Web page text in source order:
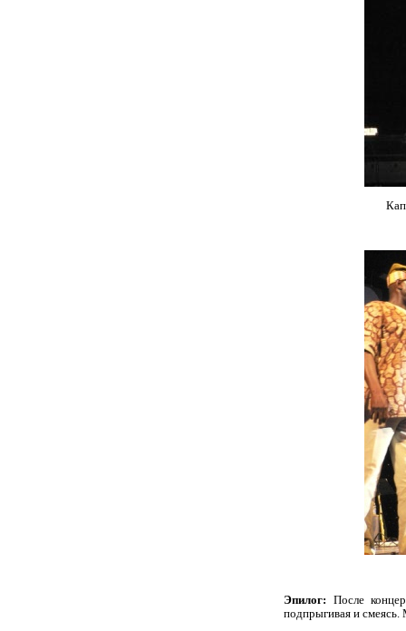
Эпилог: После
подпрыгивая и смеясь.